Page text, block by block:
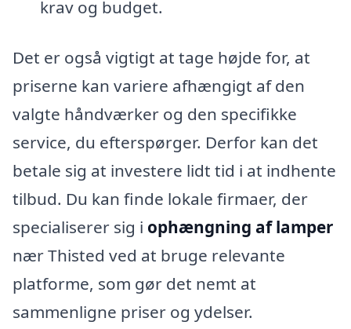
krav og budget.
Det er også vigtigt at tage højde for, at
priserne kan variere afhængigt af den
valgte håndværker og den specifikke
service, du efterspørger. Derfor kan det
betale sig at investere lidt tid i at indhente
tilbud. Du kan finde lokale firmaer, der
specialiserer sig i ophængning af lamper
nær Thisted ved at bruge relevante
platforme, som gør det nemt at
sammenligne priser og ydelser.